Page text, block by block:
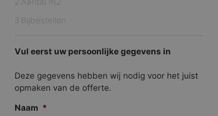
Vul eerst uw persoonlijke gegevens in
Deze gegevens hebben wij nodig voor het juist
opmaken van de offerte.
Naam *